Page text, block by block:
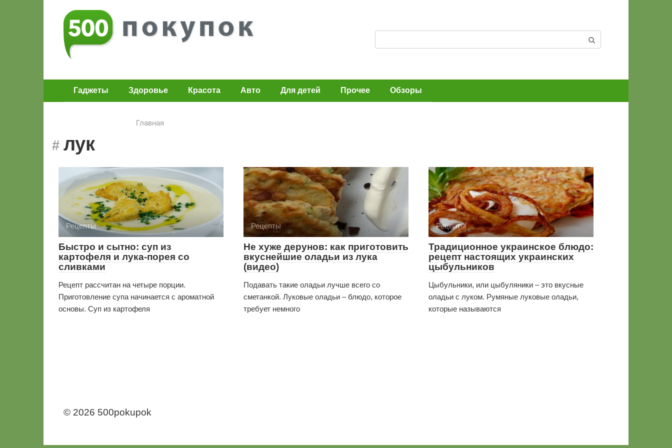
с
Гаджеты Здоровье Красота Авто Для детей Прочее Обзоры
Главная
лук
Рецепты
Быстро и сытно: суп из
картофеля и лука-порея со
сливками
Рецепт рассчитан на четыре порции.
Приготовление супа начинается с ароматной
основы. Суп из картофеля
Рецепты
Не хуже дерунов: как приготовить
вкуснейшие оладьи из лука
(видео)
Подавать такие оладьи лучше всего со
сметанкой. Луковые оладьи – блюдо, которое
требует немного
Рецепты
Традиционное украинское блюдо:
рецепт настоящих украинских
цыбульников
Цыбульники, или цыбуляники – это вкусные
оладьи с луком. Румяные луковые оладьи,
которые называются
© 2026 500pokupok